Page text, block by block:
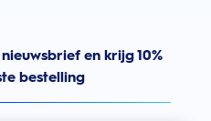
en krijg 10%
bestelling